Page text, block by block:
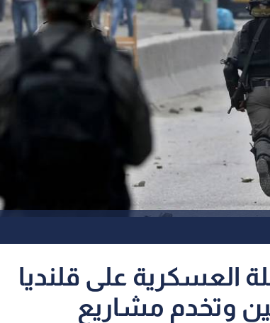
العسكرية على قلنديا
وتخدم مشاريع